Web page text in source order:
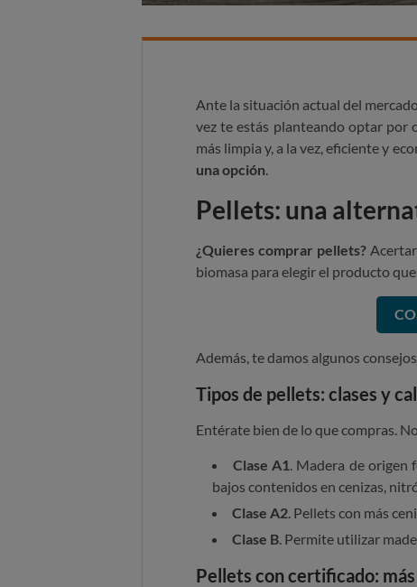
Ante la situación actual del
vez te estás planteando optar por
más limpia y, a la vez, eficiente y
una opción
Pellets: una
¿Quieres comprar pellets?
biomasa para elegir el producto
Además, te damos algunos
Tipos de pellets: clases y
Entérate bien de lo que compras.
Clase A1 . Madera de
bajos contenidos en cenizas,
Clase A2. Pellets con más
Clase B. Permite utilizar
Pellets con certificado: